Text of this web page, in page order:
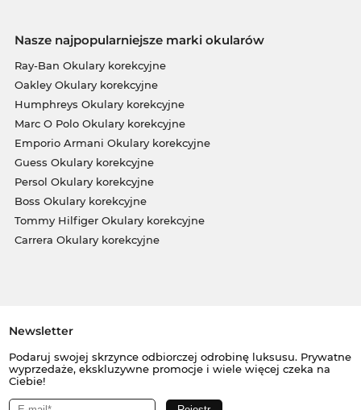
Nasze najpopularniejsze marki okularów
Ray-Ban Okulary korekcyjne
Oakley Okulary korekcyjne
Humphreys Okulary korekcyjne
Marc O Polo Okulary korekcyjne
Emporio Armani Okulary korekcyjne
Guess Okulary korekcyjne
Persol Okulary korekcyjne
Boss Okulary korekcyjne
Tommy Hilfiger Okulary korekcyjne
Carrera Okulary korekcyjne
Newsletter
Podaruj swojej skrzynce odbiorczej odrobinę luksusu. Prywatne
wyprzedaże, ekskluzywne promocje i wiele więcej czeka na
Ciebie!